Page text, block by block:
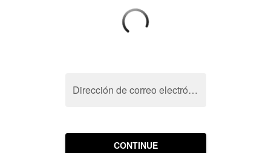
Dirección de correo electrónico
CONTINUE